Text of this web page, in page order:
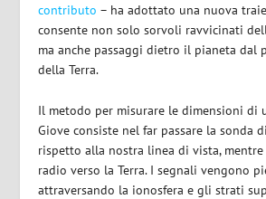
contributo – ha adottato una nuova
consente non solo sorvoli ravvicinati
ma anche passaggi dietro il pianeta dal
della Terra.
Il metodo per misurare le dimensioni di
Giove consiste nel far passare la sonda
rispetto alla nostra linea di vista,
radio verso la Terra. I segnali vengono
attraversando la ionosfera e gli strati